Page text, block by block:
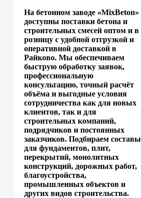
На бетонном заводе «MixBeton»
доступны поставки бетона и
строительных смесей оптом и в
розницу с удобной отгрузкой и
оперативной доставкой в
Райково. Мы обеспечиваем
быструю обработку заявок,
профессиональную
консультацию, точный расчёт
объёма и выгодные условия
сотрудничества как для новых
клиентов, так и для
строительных компаний,
подрядчиков и постоянных
заказчиков. Подбираем составы
для фундаментов, плит,
перекрытий, монолитных
конструкций, дорожных работ,
благоустройства,
промышленных объектов и
других видов строительства.